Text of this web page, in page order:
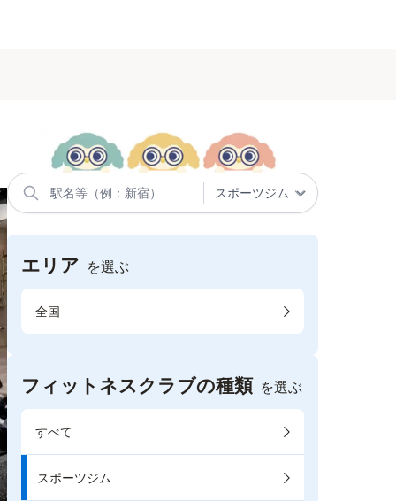
エリア を選ぶ
全国
フィットネスクラブの種類 を選ぶ
すべて
スポーツジム